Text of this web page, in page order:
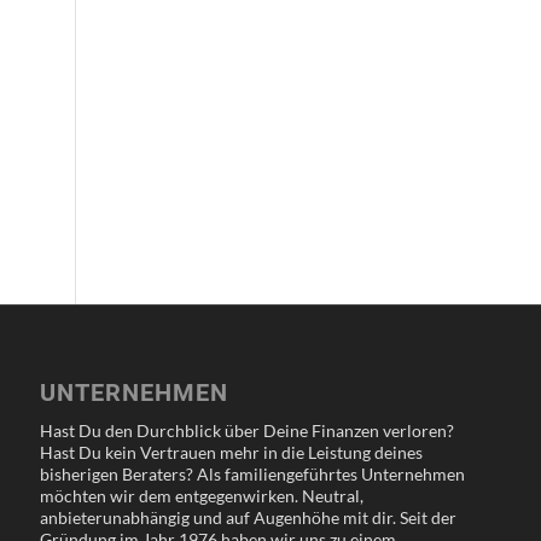
UNTERNEHMEN
Hast Du den Durchblick über Deine Finanzen verloren?
Hast Du kein Vertrauen mehr in die Leistung deines
bisherigen Beraters? Als familiengeführtes Unternehmen
möchten wir dem entgegenwirken. Neutral,
anbieterunabhängig und auf Augenhöhe mit dir. Seit der